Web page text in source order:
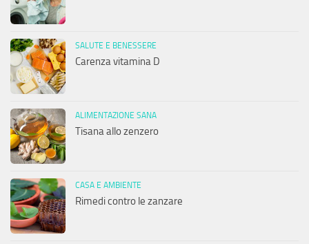
SALUTE E BENESSERE
Carenza vitamina D
ALIMENTAZIONE SANA
Tisana allo zenzero
CASA E AMBIENTE
Rimedi contro le zanzare